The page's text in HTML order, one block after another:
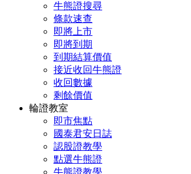
牛熊證搜尋
條款速查
即將上市
即將到期
到期結算價值
接近收回牛熊證
收回數據
剩餘價值
輪證教室
即市焦點
國泰君安日誌
認股證教學
點選牛熊證
牛熊證教學